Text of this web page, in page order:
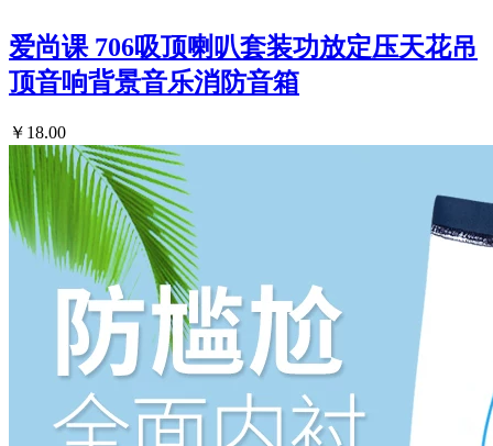
爱尚课 706吸顶喇叭套装功放定压天花吊
顶音响背景音乐消防音箱
￥18.00